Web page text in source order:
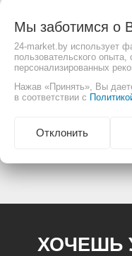
Основные
Количество (шт)
Шаг цепи (дюйм)
Ширина паза шины
Изображение товара
ХОЧЕШЬ
Мы заботимся о
24-market.by использует
пользовательского опыта,
персонализированных
Нажав «Принять», Вы
в соответствии с
Отклонить